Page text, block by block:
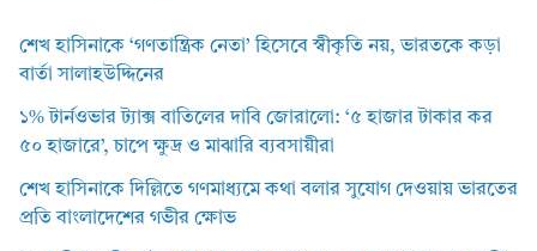
শেখ হাসিনাকে ‘গণতান্ত্রিক নেতা’ হিসেবে স্বীকৃতি নয়, ভারতকে কড়া
বার্তা সালাহউদ্দিনের
১% টার্নওভার ট্যাক্স বাতিলের দাবি জোরালো: ‘৫ হাজার টাকার কর
৫০ হাজারে’, চাপে ক্ষুদ্র ও মাঝারি ব্যবসায়ীরা
শেখ হাসিনাকে দিল্লিতে গণমাধ্যমে কথা বলার সুযোগ দেওয়ায় ভারতের
প্রতি বাংলাদেশের গভীর ক্ষোভ